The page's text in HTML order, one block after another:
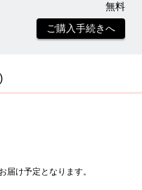
無料
ご購入手続きへ
け予定となります。